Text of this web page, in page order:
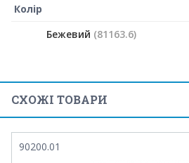
Колір
Бежевий (81163.6)
СХОЖІ ТОВАРИ
90200.01